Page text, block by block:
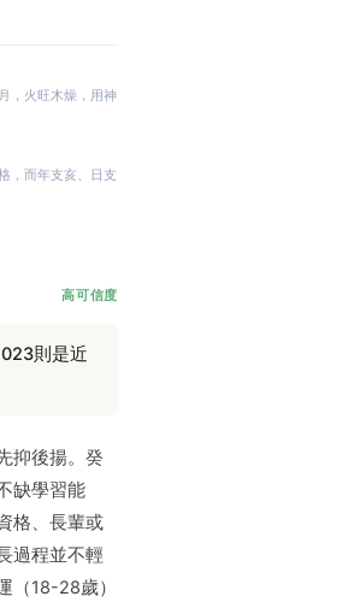
，火旺木燥，用神
，而年支亥、日支
高可信度
則是近
抑後揚。癸
缺學習能
格、長輩或
過程並不輕
（18-28歲）